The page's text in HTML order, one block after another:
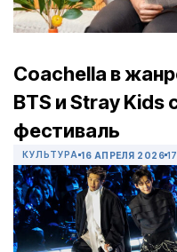
Сoachella в
BTS и Stray Kids
фестиваль
КУЛЬТУРА 16 АПРЕЛЯ 2026